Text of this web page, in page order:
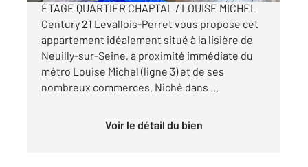
ÉTAGE QUARTIER CHAPTAL / LOUISE MICHEL
Century 21 Levallois-Perret vous propose cet
appartement idéalement situé à la lisière de
Neuilly-sur-Seine, à proximité immédiate du
métro Louise Michel (ligne 3) et de ses
nombreux commerces. Niché dans ...
Voir le détail du bien